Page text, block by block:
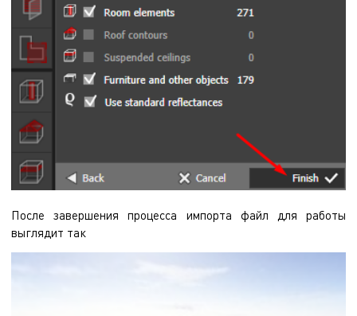
После завершения процесса импорта файл для работы
выглядит так